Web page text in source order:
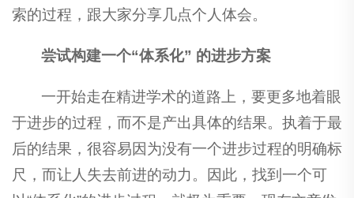
索的过程，跟大家分享几点个人体会。
尝试构建一个“体系化” 的进步方案
一开始走在精进学术的道路上，要更多地着眼
于进步的过程，而不是产出具体的结果。执着于最
后的结果，很容易因为没有一个进步过程的明确标
尺，而让人失去前进的动力。因此，找到一个可